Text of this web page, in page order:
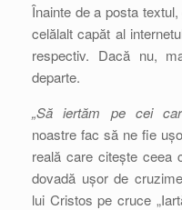
Înainte de a posta
celălalt capăt al
respectiv. Dacă nu,
departe.
„Să iertăm pe cei
noastre fac să ne fie
reală care citește ceea
dovadă ușor de
lui Cristos pe cruce